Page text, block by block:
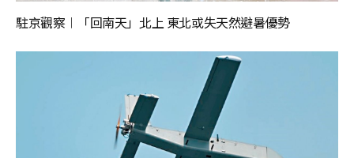
駐京觀察︱「回南天」北上 東北或失天然避暑優勢